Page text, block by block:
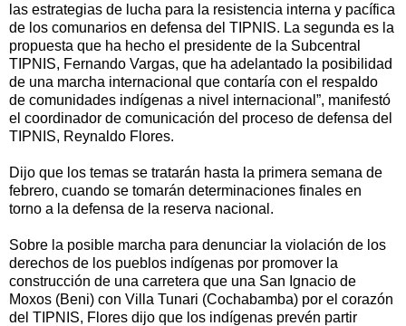
las estrategias de lucha para la resistencia interna y pacífica
de los comunarios en defensa del TIPNIS. La segunda es la
propuesta que ha hecho el presidente de la Subcentral
TIPNIS, Fernando Vargas, que ha adelantado la posibilidad
de una marcha internacional que contaría con el respaldo
de comunidades indígenas a nivel internacional”, manifestó
el coordinador de comunicación del proceso de defensa del
TIPNIS, Reynaldo Flores.
Dijo que los temas se tratarán hasta la primera semana de
febrero, cuando se tomarán determinaciones finales en
torno a la defensa de la reserva nacional.
Sobre la posible marcha para denunciar la violación de los
derechos de los pueblos indígenas por promover la
construcción de una carretera que una San Ignacio de
Moxos (Beni) con Villa Tunari (Cochabamba) por el corazón
del TIPNIS, Flores dijo que los indígenas prevén partir